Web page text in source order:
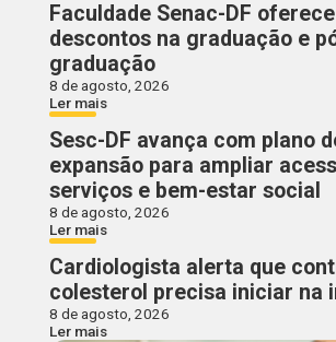
Faculdade Senac-DF oferece
descontos na graduação e
graduação
8 de agosto, 2026
Ler mais
Sesc-DF avança com plano
expansão para ampliar
serviços e bem-estar social
8 de agosto, 2026
Ler mais
Cardiologista alerta que
colesterol precisa iniciar na
8 de agosto, 2026
Ler mais